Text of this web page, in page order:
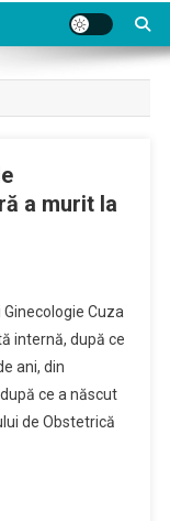
a murit la
Cuza
internă, după ce
ani, din
ce a născut
de Obstetrică